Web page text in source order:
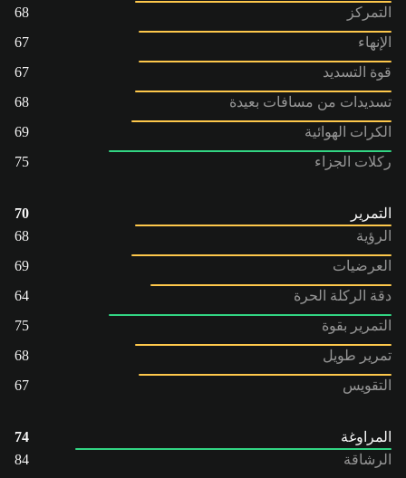
التمركز
68
الإنهاء
67
قوة التسديد
67
تسديدات من مسافات بعيدة
68
الكرات الهوائية
69
ركلات الجزاء
75
التمرير
70
الرؤية
68
العرضيات
69
دقة الركلة الحرة
64
التمرير بقوة
75
تمرير طويل
68
التقويس
67
المراوغة
74
الرشاقة
84